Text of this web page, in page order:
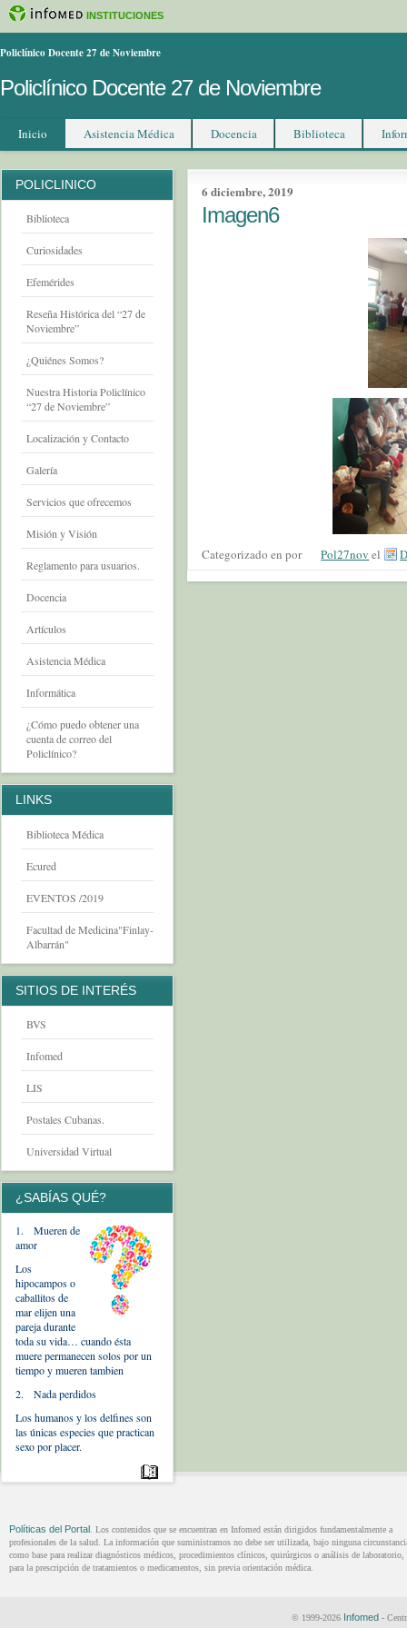
INSTITUCIONES
Policlínico Docente 27 de Noviembre
Policlínico Docente 27 de Noviembre
Inicio Asistencia Médica Docencia Biblioteca
6 diciembre, 2019
Imagen6
Categorizado en por Pol27nov el
POLICLINICO
Biblioteca
Curiosidades
Efemérides
Reseña Histórica del “27 de
Noviembre”
¿Quiénes Somos?
Nuestra Historia Policlínico
“27 de Noviembre”
Localización y Contacto
Galería
Servicios que ofrecemos
Misión y Visión
Reglamento para usuarios.
Docencia
Artículos
Asistencia Médica
Informática
¿Cómo puedo obtener una
cuenta de correo del
Policlínico?
LINKS
Biblioteca Médica
Ecured
EVENTOS /2019
Facultad de Medicina"Finlay-
Albarrán"
SITIOS DE INTERÉS
BVS
Infomed
LIS
Postales Cubanas.
Universidad Virtual
¿SABÍAS QUÉ?
1. Mueren de
amor
Los
hipocampos o
caballitos de
mar elijen una
pareja durante
toda su vida… cuando ésta
muere permanecen solos por un
tiempo y mueren tambien
2. Nada perdidos
Los humanos y los delfines son
las únicas especies que practican
sexo por placer.
Políticas del Portal . Los contenidos que se encuentran en Infomed están dirigidos fundamentalmente a
profesionales de la salud. La información que suministramos no debe ser utilizada, bajo ninguna
como base para realizar diagnósticos médicos, procedimientos clínicos, quirúrgicos o análisis de laboratorio,
para la prescripción de tratamientos o medicamentos, sin previa orientación médica.
© 1999-2026 Infomed -